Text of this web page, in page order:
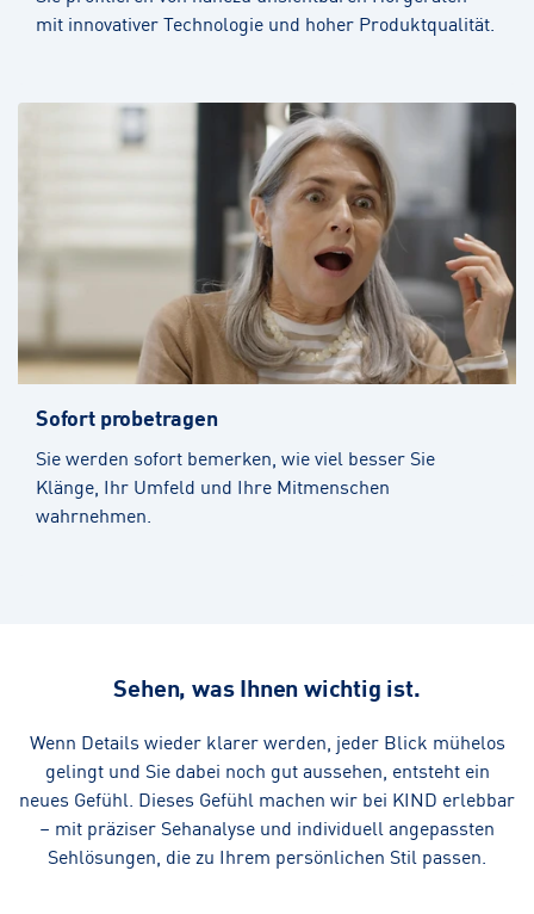
mit innovativer Technologie und hoher Produktqualität.
Sofort probetragen
Sie werden sofort bemerken, wie viel besser Sie
Klänge, Ihr Umfeld und Ihre Mitmenschen
wahrnehmen.
Sehen, was Ihnen wichtig ist.
Wenn Details wieder klarer werden, jeder Blick mühelos
gelingt und Sie dabei noch gut aussehen, entsteht ein
neues Gefühl. Dieses Gefühl machen wir bei KIND erlebbar
– mit präziser Sehanalyse und individuell angepassten
Sehlösungen, die zu Ihrem persönlichen Stil passen.